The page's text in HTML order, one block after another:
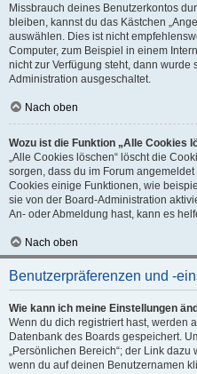
Missbrauch deines Benutzerkontos
bleiben, kannst du das Kästchen
auswählen. Dies ist nicht
Computer, zum Beispiel in einem
nicht zur Verfügung steht, dann wurde
Administration ausgeschaltet.
Nach oben
Wozu ist die Funktion „Alle Cookies
„Alle Cookies löschen“ löscht die
sorgen, dass du im Forum
Cookies einige Funktionen, wie
sie von der Board-Administration
An- oder Abmeldung hast, kann es
Nach oben
Benutzerpräferenzen und -
Wie kann ich meine Einstellungen
Wenn du dich registriert hast, werden
Datenbank des Boards gespeichert.
„Persönlichen Bereich“; der Link
wenn du auf deinen Benutzernamen